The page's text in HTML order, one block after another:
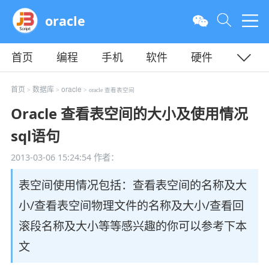
oracle
首页 编程 手机 软件
硬件
教程
平面 服务器
首页 > 数据库> oracle > oracle 查看表空间
Oracle 查看表空间的大小及使用情况
sql语句
2013-03-06 15:24:54作者：
表空间使用情况包括：查看表空间的名称及大
小/查看表空间物理文件的名称及大小/查看回
滚段名称及大小等等感兴趣的你可以参考下本
文